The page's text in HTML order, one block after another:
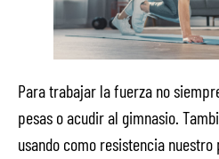
Para trabajar la fuerza no
pesas o acudir al gimnasio.
usando como resistencia